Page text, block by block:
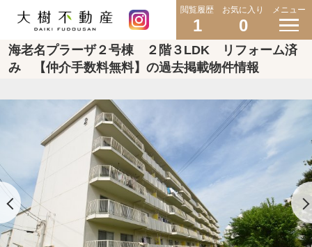
閲覧履歴
1
お気に入り
0
メニュー
海老名プラーザ２号棟 ２階３LDK リフォーム済
み 【仲介手数料無料】の過去掲載物件情報